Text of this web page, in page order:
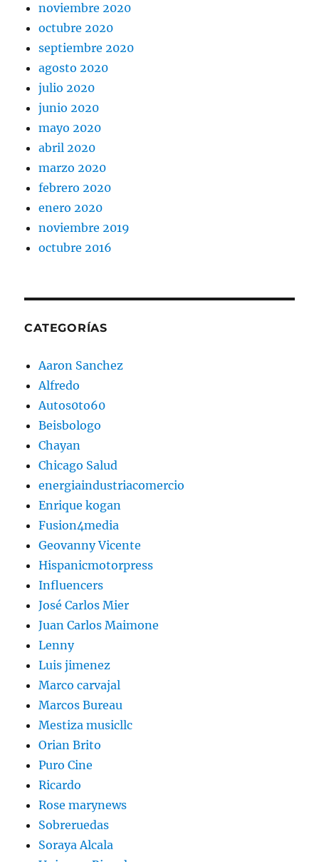
noviembre 2020
octubre 2020
septiembre 2020
agosto 2020
julio 2020
junio 2020
mayo 2020
abril 2020
marzo 2020
febrero 2020
enero 2020
noviembre 2019
octubre 2016
CATEGORÍAS
Aaron Sanchez
Alfredo
Autos0to60
Beisbologo
Chayan
Chicago Salud
energiaindustriacomercio
Enrique kogan
Fusion4media
Geovanny Vicente
Hispanicmotorpress
Influencers
José Carlos Mier
Juan Carlos Maimone
Lenny
Luis jimenez
Marco carvajal
Marcos Bureau
Mestiza musicllc
Orian Brito
Puro Cine
Ricardo
Rose marynews
Sobreruedas
Soraya Alcala